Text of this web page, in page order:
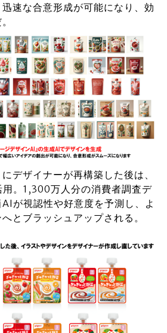
速な合意形成が可能になり、効
デザイナーが再構築した後は、
。1,300万人分の消費者調査デ
が視認性や好意度を予測し、よ
とブラッシュアップされる。